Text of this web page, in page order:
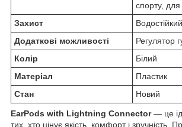
спорту,
Захист
Додаткові можливості
Регулятор
Колір
Білий
Матеріал
Пластик
Стан
Новий
EarPods with Lightning Connector— це
тих, хто цінує якість, комфорт і зручність.